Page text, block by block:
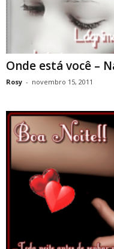
Onde está você –
Rosy - novembro 15, 2011